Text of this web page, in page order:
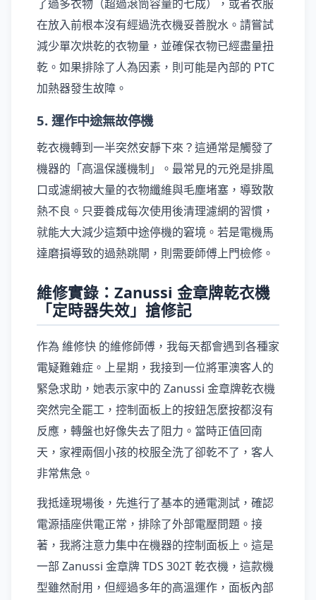
了過多衣物（超過滾筒容量的七成），或者衣服
在放入前根本沒有經過洗衣機妥善脫水。請嘗試
減少單次烘乾的衣物量，並確保衣物已經盡量扭
乾。如果排除了人為因素，則可能是內部的 PTC
加熱器發生故障。
5. 運作中途無故停機
乾衣機轉到一半突然安靜下來？這通常是觸發了
機器的「高溫保護機制」。最常見的元兇是排風
口或濾網被大量的衣物纖維與毛塵堵塞，導致散
熱不良。只要養成每次使用後清理濾網的習慣，
就能大大減少這類中途停機的窘境。若是電機馬
達磨損導致的過熱跳閘，則需要師傅上門檢修。
維修實錄：Zanussi 金章牌乾衣機
「定時器失效」搶修記
作為 維修快 的維修師傅，我每天都會遇到各種家
電疑難雜症。上星期，我接到一位將軍澳客人的
緊急求助，她表示家中的 Zanussi 金章牌乾衣機
突然完全罷工，控制面板上的按鈕怎麼按都沒有
反應，轉盤也好像失去了阻力。當時正值回南
天，家裡兩個小孩的校服全洗了卻乾不了，客人
非常焦急。
我抵達現場後，先進行了基本的通電測試，確認
電源插座供電正常，排除了外部電壓問題。接
著，我將注意力集中在機器的控制面板上。這是
一部 Zanussi 金章牌 TDS 302T 乾衣機，這款機
型雖然耐用，但經過多年的高溫運作，面板內部